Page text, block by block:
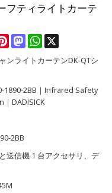
フティライトカーテ
PinterestMastodonWhatsApp
ンライトカーテンDK-QTシ
1890-2BB｜Infrared Safety
DADISICK
2BB
送信機 1 台アクセサリ、デ